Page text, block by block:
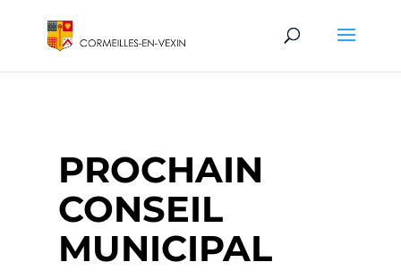
PROCHAIN
CONSEIL
MUNICIPAL